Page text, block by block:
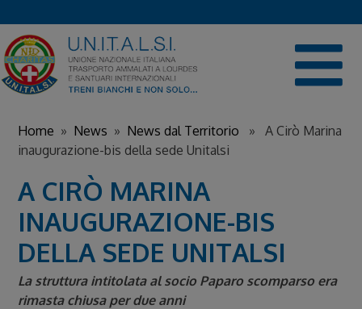
to
content
Home » News » News dal Territorio » A Cirò Marina
inaugurazione-bis della sede Unitalsi
A CIRÒ MARINA
INAUGURAZIONE-BIS
DELLA SEDE UNITALSI
La struttura intitolata al socio Paparo scomparso era
rimasta chiusa per due anni